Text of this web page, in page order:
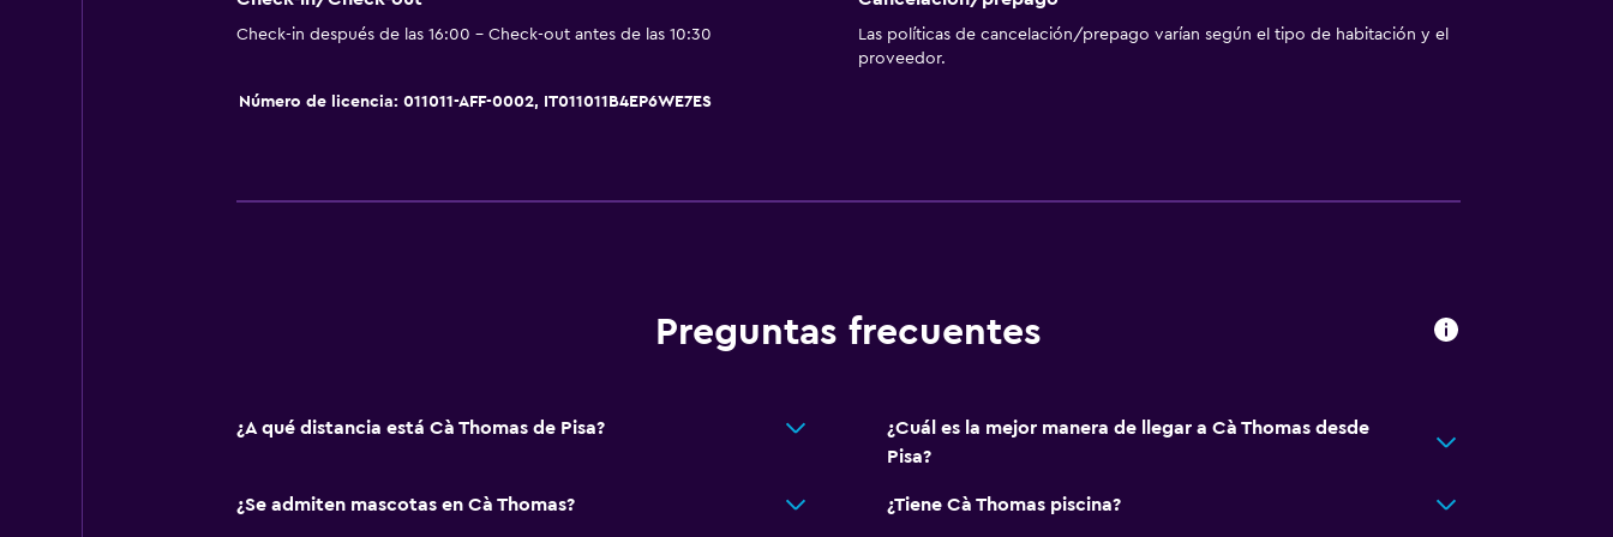
Servicio de streaming
Muebles de exterior
Jardín
Equipo infantil para zona de juegos al aire libre
Piscina
Toallas para piscina
Estacionamiento y transporte
Zona de trabajo
Check-in después de las 16:00 - Check-out antes de las 10:30
Las políticas de cancelación/prepago varían según el tipo de habitación y el
proveedor.
Número de licencia: 011011-AFF-0002, IT011011B4EP6WE7ES
Preguntas frecuentes
¿A qué distancia está Cà Thomas de Pisa?
¿Cuál es la mejor manera de llegar a Cà Thomas desde
Pisa?
¿Se admiten mascotas en Cà Thomas? ¿Tiene Cà Thomas piscina?